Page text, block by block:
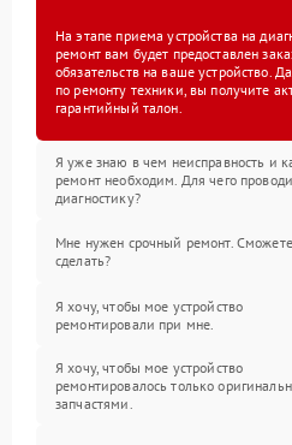
На этапе приема устройства на
ремонт вам будет предоставлен
обязательств на ваше устройство.
по ремонту техники, вы получите
гарантийный талон.
Я уже знаю в чем неисправность и
ремонт необходим. Для чего
диагностику?
Мне нужен срочный ремонт. Сможете
сделать?
Я хочу, чтобы мое устройство
ремонтировали при мне.
Я хочу, чтобы мое устройство
ремонтировалось только
запчастями.